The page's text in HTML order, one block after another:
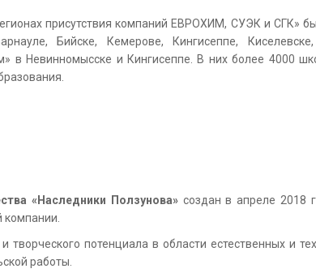
присутствия компаний ЕВРОХИМ, СУЭК и СГК»
Бийске, Кемерове, Кингисеппе, Киселевске,
в Невинномысске и Кингисеппе. В них более 4000
«Наследники Ползунова»создан в апреле 2018
компании.
потенциала в области естественных и
работы.